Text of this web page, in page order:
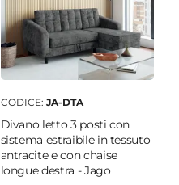
CODICE: JA-DTA
Divano letto 3 posti con
sistema estraibile in tessuto
antracite e con chaise
longue destra - Jago